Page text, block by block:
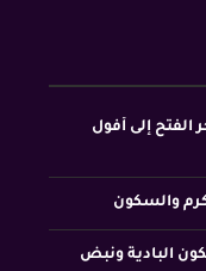
الفتح إلى أفول
والسكون
البادية ونبض